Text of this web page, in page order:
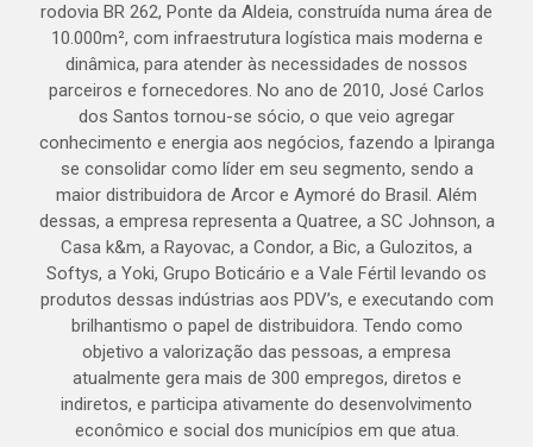
rodovia BR 262, Ponte da Aldeia, construída numa área de
10.000m², com infraestrutura logística mais moderna e
dinâmica, para atender às necessidades de nossos
parceiros e fornecedores. No ano de 2010, José Carlos
dos Santos tornou-se sócio, o que veio agregar
conhecimento e energia aos negócios, fazendo a Ipiranga
se consolidar como líder em seu segmento, sendo a
maior distribuidora de Arcor e Aymoré do Brasil. Além
dessas, a empresa representa a Quatree, a SC Johnson, a
Casa k&m, a Rayovac, a Condor, a Bic, a Gulozitos, a
Softys, a Yoki, Grupo Boticário e a Vale Fértil levando os
produtos dessas indústrias aos PDV’s, e executando com
brilhantismo o papel de distribuidora. Tendo como
objetivo a valorização das pessoas, a empresa
atualmente gera mais de 300 empregos, diretos e
indiretos, e participa ativamente do desenvolvimento
econômico e social dos municípios em que atua.